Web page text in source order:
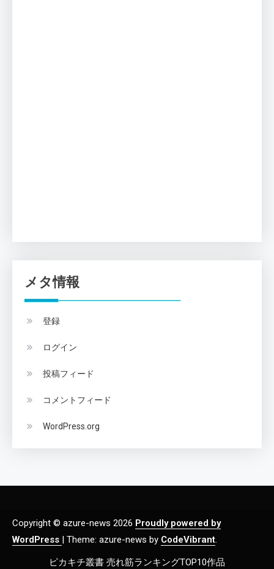
メタ情報
登録
ログイン
投稿フィード
コメントフィード
WordPress.org
Copyright © azure-news 2026 Proudly powered by
WordPress
Theme: azure-news by CodeVibrant.
ピカキチ叢書 売れ筋ランキングTOP10作品